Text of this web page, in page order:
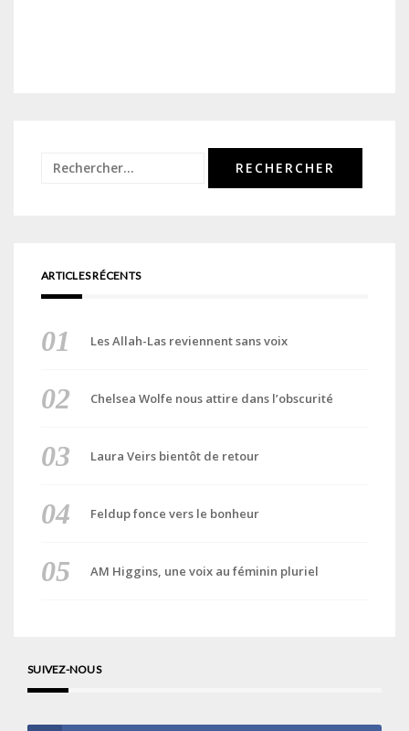
Rechercher :
ARTICLES RÉCENTS
Les Allah-Las reviennent sans voix
Chelsea Wolfe nous attire dans l’obscurité
Laura Veirs bientôt de retour
Feldup fonce vers le bonheur
AM Higgins, une voix au féminin pluriel
SUIVEZ-NOUS